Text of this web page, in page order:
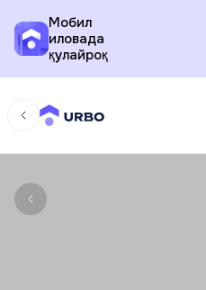
Мобил
иловада
қулайроқ